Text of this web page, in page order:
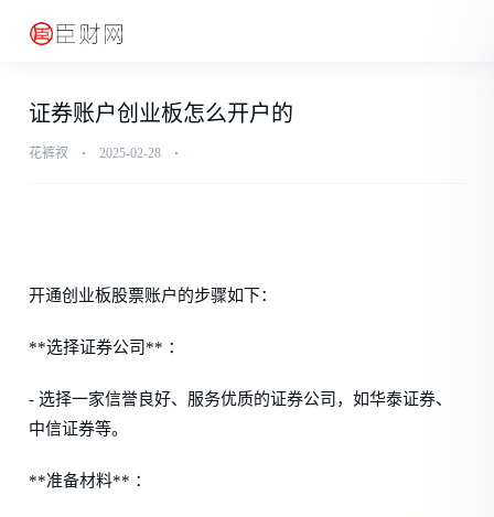
证券账户创业板怎么开户的
花裤衩 ⋅ 2025-02-28 ⋅
开通创业板股票账户的步骤如下：
**选择证券公司** ：
- 选择一家信誉良好、服务优质的证券公司，如华泰证券、
中信证券等。
**准备材料** ：